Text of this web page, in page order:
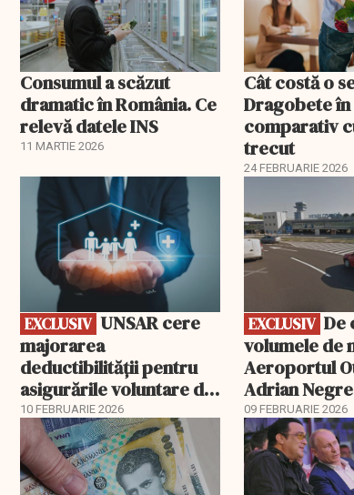
Consumul a scăzut
dramatic în România. Ce
relevă datele INS
11 MARTIE 2026
Cât costă o
Dragobete în
comparativ
trecut
24 FEBRUARIE 2026
EXCLUSIV
EXCLUSIV
majorarea
deductibilității pentru
asigurările voluntare de
sănătate
10 FEBRUARIE 2026
EXCLUSIV De ce scad
volumele de
Aeroportul
Adrian
exemplu de
fiscală cu
09 FEBRUARIE 2026